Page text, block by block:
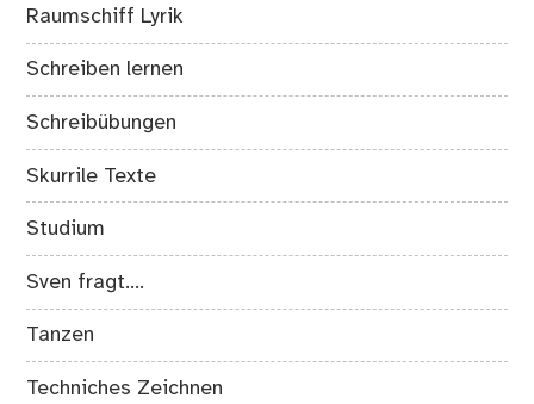
Raumschiff Lyrik
Schreiben lernen
Schreibübungen
Skurrile Texte
Studium
Sven fragt….
Tanzen
Techniches Zeichnen